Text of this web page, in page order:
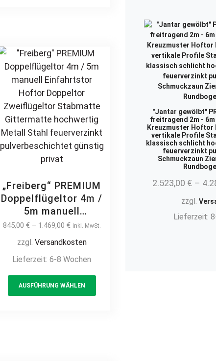
Doppeltor
Zweiflügeltor
Einfahrtstor
Stabmatte
Gittermatte
may
on
the
product
page
„Freiberg“ PREMIUM
Doppelflügeltor 4m /
5m manuell
Einfahrtstor Hoftor
Doppeltor
Zweiflügeltor
Stabmatte
Gittermatte
hochwertig Metall
845,00 €– 1.469,00 € inkl. MwSt.
zzgl. Versandkosten
Lieferzeit:6-8 Wochen
AUSFÜHRUNG WÄHLEN
This
"Jantar gewölbt"
freitragend 2m -
Kreuzmuster
vertikale Profile
klassisch schlicht
feuerverzinkt
Schmuckzaun
2.523,00 € –
zzgl.
Lieferzeit: